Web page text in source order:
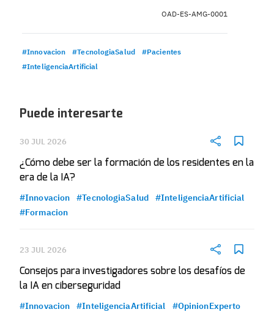
OAD-ES-AMG-0001
#Innovacion #TecnologiaSalud
#Pacientes
#InteligenciaArtificial
Puede interesarte
30 JUL 2026
¿Cómo debe ser la formación de los residentes en la
era de la IA?
#Innovacion #TecnologiaSalud
#InteligenciaArtificial
#Formacion
23 JUL 2026
Consejos para investigadores sobre los desafíos de
la IA en ciberseguridad
#Innovacion #InteligenciaArtificial
#OpinionExperto